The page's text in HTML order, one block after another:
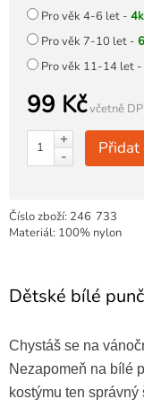
Pro věk 4-6 let -
Pro věk 7-10 let -
Pro věk 11-14 let -
99 Kčvčetně
+
-
Přidat
Číslo zboží: 246 733
Materiál: 100% nylon
Dětské bílé
Chystáš se na
Nezapomeň na bílé
kostýmu ten správný